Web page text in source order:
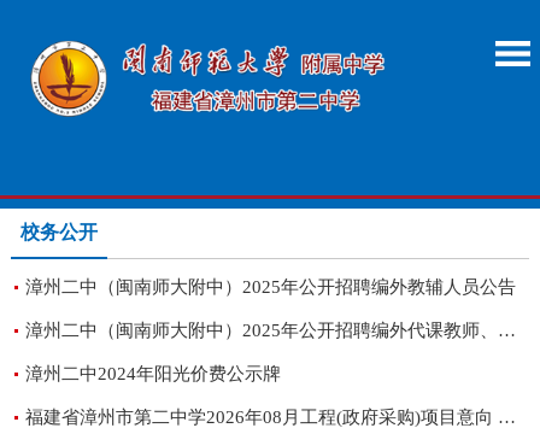
校务公开
漳州二中（闽南师大附中）2025年公开招聘编外教辅人员公告
漳州二中（闽南师大附中）2025年公开招聘编外代课教师、银发教师公告
漳州二中2024年阳光价费公示牌
福建省漳州市第二中学2026年08月工程(政府采购)项目意向 公告（一）